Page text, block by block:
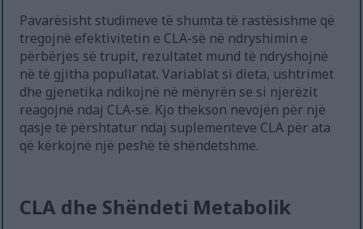
Pavarësisht studimeve të shumta të rastësishme që
tregojnë efektivitetin e CLA-së në ndryshimin e
përbërjes së trupit, rezultatet mund të ndryshojnë
në të gjitha popullatat. Variablat si dieta, ushtrimet
dhe gjenetika ndikojnë në mënyrën se si njerëzit
reagojnë ndaj CLA-së. Kjo thekson nevojën për një
qasje të përshtatur ndaj suplementeve CLA për ata
që kërkojnë një peshë të shëndetshme.
CLA dhe Shëndeti Metabolik